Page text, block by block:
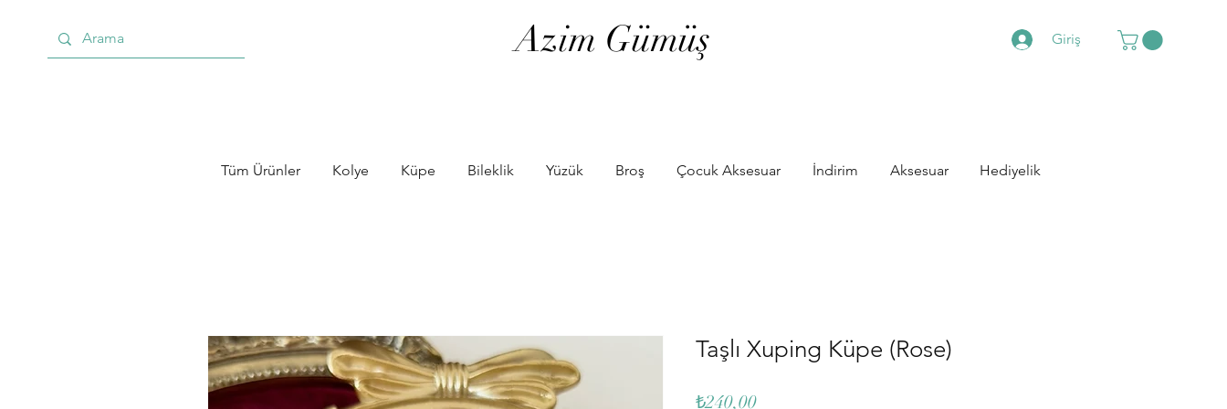
Azim Gümüş Giriş
Tüm Ürünler Kolye Küpe Bileklik Yüzük Broş Çocuk Aksesuar İndirim Aksesuar Hediyelik
Taşlı Xuping Küpe (Rose)
₺240,00Fiyat